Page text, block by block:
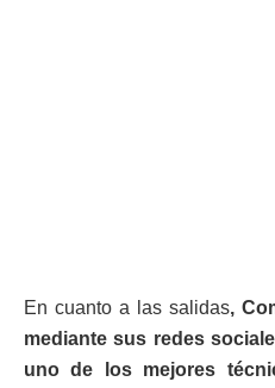
En cuanto a las salidas,
mediante sus redes
uno de los mejores